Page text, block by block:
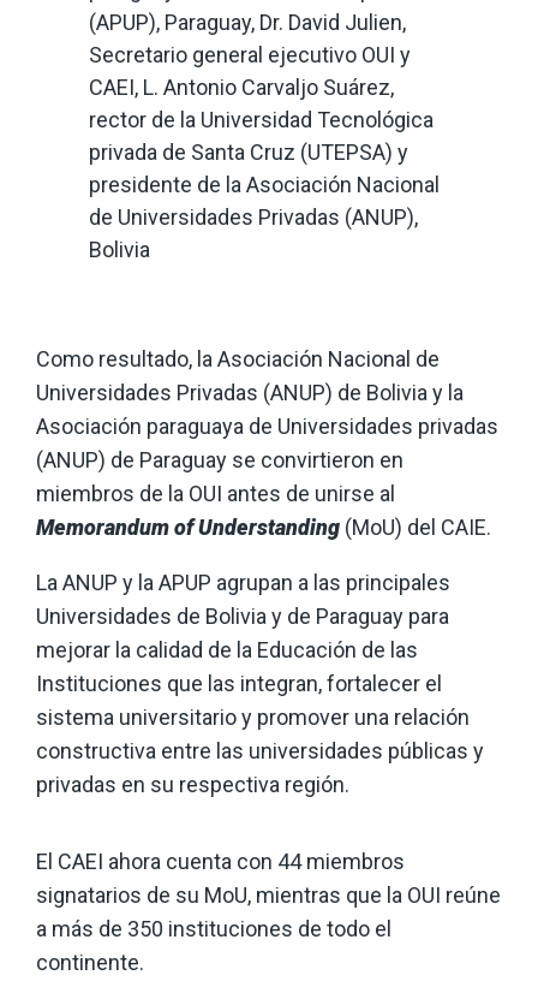
(APUP), Paraguay, Dr. David Julien,
Secretario general ejecutivo OUI y
CAEI, L. Antonio Carvaljo Suárez,
rector de la Universidad Tecnológica
privada de Santa Cruz (UTEPSA) y
presidente de la Asociación Nacional
de Universidades Privadas (ANUP),
Bolivia
Como resultado, la Asociación Nacional de
Universidades Privadas (ANUP) de Bolivia y la
Asociación paraguaya de Universidades privadas
(ANUP) de Paraguay se convirtieron en
miembros de la OUI antes de unirse al
Memorandum of Understanding (MoU) del CAIE.
La ANUP y la APUP agrupan a las principales
Universidades de Bolivia y de Paraguay para
mejorar la calidad de la Educación de las
Instituciones que las integran, fortalecer el
sistema universitario y promover una relación
constructiva entre las universidades públicas y
privadas en su respectiva región.
El CAEI ahora cuenta con 44 miembros
signatarios de su MoU, mientras que la OUI reúne
a más de 350 instituciones de todo el
continente.